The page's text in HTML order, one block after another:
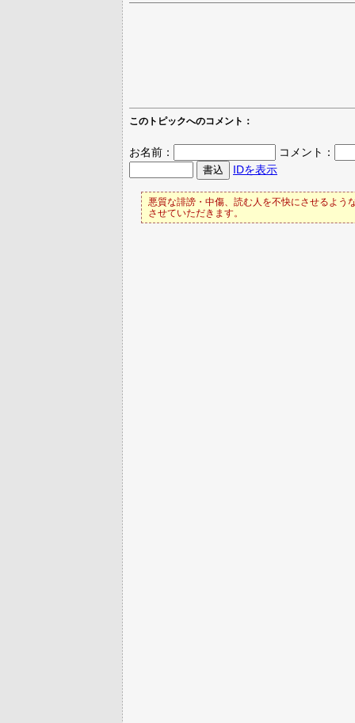
このトピックへのコメント：
お名前：
コメント：
IDを表示
悪質な誹謗・中傷、読む人を不快にさせるよう
させていただきます。